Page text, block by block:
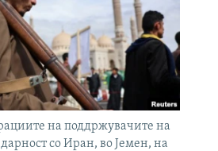
на поддржувачите на
со Иран, во Јемен, на